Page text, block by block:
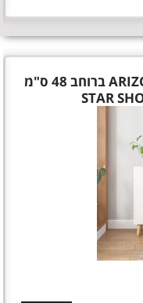
ארונית קומודה דגם אריזונה ARIZONA ברוחב 48 ס"מ